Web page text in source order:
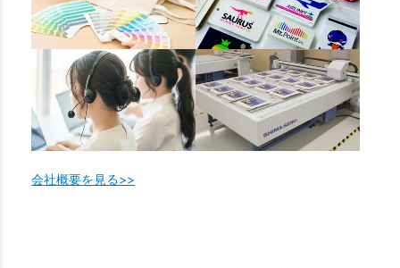
会社概要を見る>>